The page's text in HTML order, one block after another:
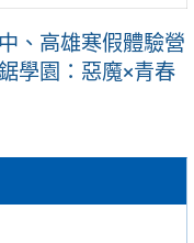
、高雄寒假體驗營
學園：惡魔×青春